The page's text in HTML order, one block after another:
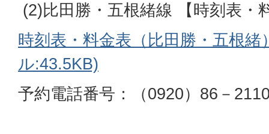
(2)比田勝・五根緒線 【時刻表・
時刻表・料金表（比田勝・五根緒
ル:43.5KB)
予約電話番号：（0920）86－